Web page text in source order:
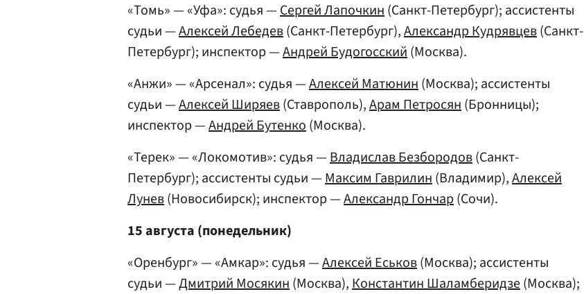
«Томь» — «Уфа»: судья —Сергей Лапочкин(Санкт-Петербург); ассистенты
судьи —Алексей Лебедев(Санкт-Петербург),Александр Кудрявцев(Санкт-
Петербург); инспектор —Андрей Будогосский(Москва).
«Анжи» — «Арсенал»: судья —Алексей Матюнин(Москва); ассистенты
судьи —Алексей Ширяев(Ставрополь),Арам Петросян(Бронницы);
инспектор —Андрей Бутенко(Москва).
«Терек» — «Локомотив»: судья —Владислав Безбородов(Санкт-
Петербург); ассистенты судьи —Максим Гаврилин(Владимир),Алексей
Лунев(Новосибирск); инспектор —Александр Гончар(Сочи).
15 августа (понедельник)
«Оренбург» — «Амкар»: судья —Алексей Еськов(Москва); ассистенты
судьи —Дмитрий Мосякин(Москва),Константин Шаламберидзе(Москва);